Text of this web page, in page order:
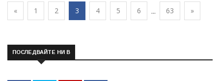
« 1 2 3 4 5 6 ... 63 »
ПОСЛЕДВАЙТЕ НИ В